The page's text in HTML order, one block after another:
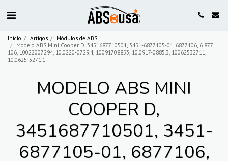
Início Artigos
Módulos de ABS
Modelo ABS Mini Cooper D, 3451687710501, 3451-6877105-01, 6877106, 6 877
106, 10022007294, 10.0220-0729.4, 10091708853, 10.0917-0885.3, 10062532711,
10.0625-3271.1
MODELO ABS MINI
COOPER D,
3451687710501, 3451-
6877105-01, 6877106,